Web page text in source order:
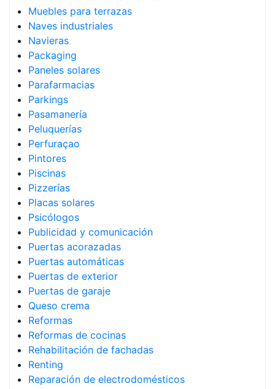
Muebles para terrazas
Naves industriales
Navieras
Packaging
Paneles solares
Parafarmacias
Parkings
Pasamanería
Peluquerías
Perfuraçao
Pintores
Piscinas
Pizzerías
Placas solares
Psicólogos
Publicidad y comunicación
Puertas acorazadas
Puertas automáticas
Puertas de exterior
Puertas de garaje
Queso crema
Reformas
Reformas de cocinas
Rehabilitación de fachadas
Renting
Reparación de electrodomésticos